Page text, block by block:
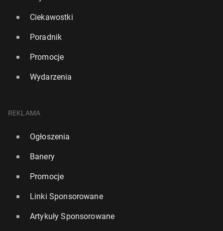
Ciekawostki
Poradnik
Promocje
Wydarzenia
REKLAMA
Ogłoszenia
Banery
Promocje
Linki Sponsorowane
Artykuły Sponsorowane